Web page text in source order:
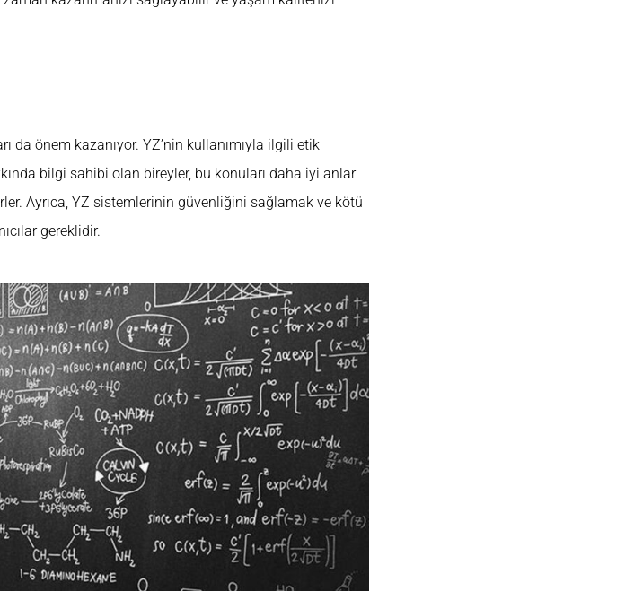
da önem kazanıyor. YZ’nin kullanımıyla ilgili etik
bilgi sahibi olan bireyler, bu konuları daha iyi anlar
Ayrıca, YZ sistemlerinin güvenliğini sağlamak ve kötü
gereklidir.